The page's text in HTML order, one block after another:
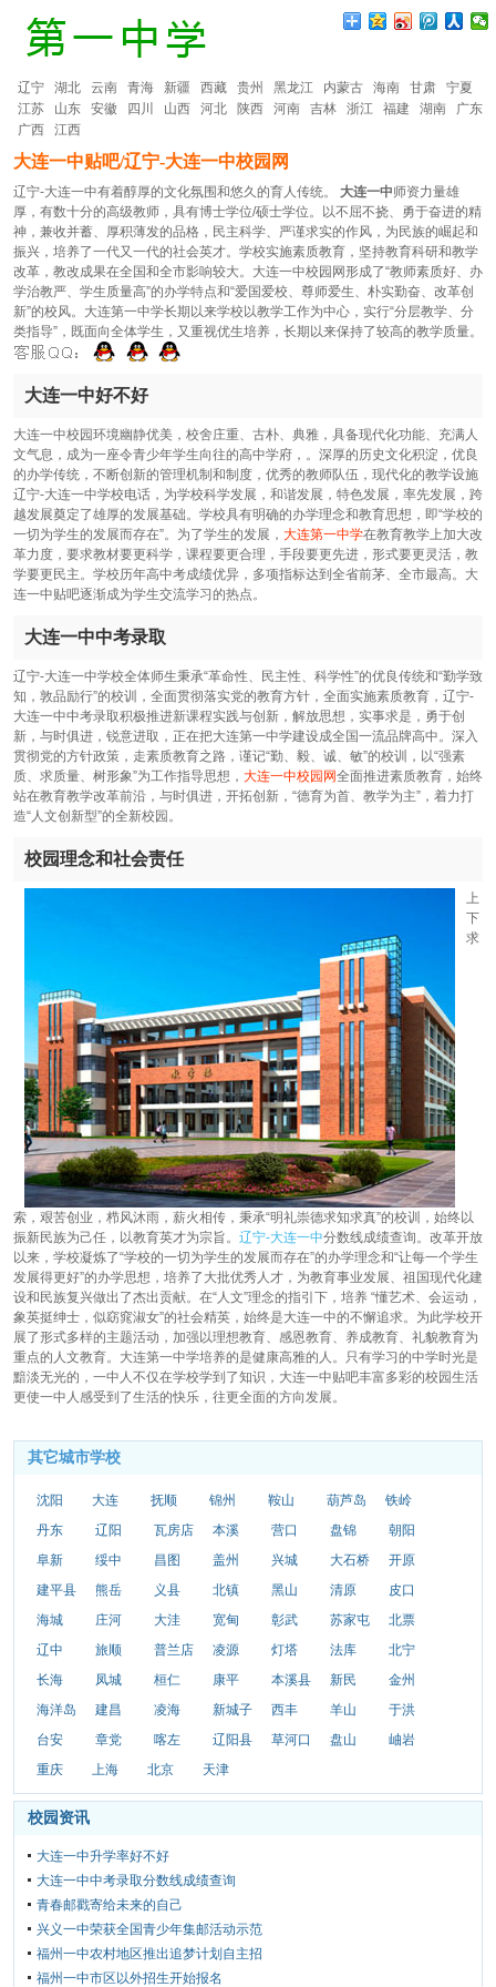
辽宁 湖北 云南 青海 新疆 西藏 贵州 黑龙江 内蒙古 海南 甘肃
宁夏
江苏
山东 安徽 四川 山西 河北 陕西 河南 吉林 浙江 福建 湖南
广东
广西
江西
大连一中贴吧/辽宁-大连一中校园网
辽宁-大连一中有着醇厚的文化氛围和悠久的育人传统。 大连一中师资力量雄
厚，有数十分的高级教师，具有博士学位/硕士学位。以不屈不挠、勇于奋进的精
神，兼收并蓄、厚积薄发的品格，民主科学、严谨求实的作风，为民族的崛起和
振兴，培养了一代又一代的社会英才。学校实施素质教育，坚持教育科研和教学
改革，教改成果在全国和全市影响较大。大连一中校园网形成了“教师素质好、办
学治教严、学生质量高”的办学特点和“爱国爱校、尊师爱生、朴实勤奋、改革创
新”的校风。大连第一中学长期以来学校以教学工作为中心，实行“分层教学、分
类指导”，既面向全体学生，又重视优生培养，长期以来保持了较高的教学质量。
大连一中好不好
大连一中校园环境幽静优美，校舍庄重、古朴、典雅，具备现代化功能、充满人
文气息，成为一座令青少年学生向往的高中学府，。深厚的历史文化积淀，优良
的办学传统，不断创新的管理机制和制度，优秀的教师队伍，现代化的教学设施
辽宁-大连一中学校电话，为学校科学发展，和谐发展，特色发展，率先发展，跨
越发展奠定了雄厚的发展基础。学校具有明确的办学理念和教育思想，即“学校的
一切为学生的发展而存在”。为了学生的发展， 大连第一中学在教育教学上加大改
革力度，要求教材要更科学，课程要更合理，手段要更先进，形式要更灵活，教
学要更民主。学校历年高中考成绩优异，多项指标达到全省前茅、全市最高。大
连一中贴吧逐渐成为学生交流学习的热点。
大连一中中考录取
辽宁-大连一中学校全体师生秉承“革命性、民主性、科学性”的优良传统和“勤学致
知，敦品励行”的校训，全面贯彻落实党的教育方针，全面实施素质教育，辽宁-
大连一中中考录取积极推进新课程实践与创新，解放思想，实事求是，勇于创
新，与时俱进，锐意进取，正在把大连第一中学建设成全国一流品牌高中。深入
贯彻党的方针政策，走素质教育之路，谨记“勤、毅、诚、敏”的校训，以“强素
质、求质量、树形象”为工作指导思想， 大连一中校园网全面推进素质教育，始终
站在教育教学改革前沿，与时俱进，开拓创新，“德育为首、教学为主”，着力打
造“人文创新型”的全新校园。
校园理念和社会责任
上
下
求
索，艰苦创业，栉风沐雨，薪火相传，秉承“明礼崇德求知求真”的校训，始终以
振新民族为己任，以教育英才为宗旨。 辽宁-大连一中分数线成绩查询。改革开放
以来，学校凝炼了“学校的一切为学生的发展而存在”的办学理念和“让每一个学生
发展得更好”的办学思想，培养了大批优秀人才，为教育事业发展、祖国现代化建
设和民族复兴做出了杰出贡献。在“人文”理念的指引下，培养 “懂艺术、会运动，
象英挺绅士，似窈窕淑女”的社会精英，始终是大连一中的不懈追求。为此学校开
展了形式多样的主题活动，加强以理想教育、感恩教育、养成教育、礼貌教育为
重点的人文教育。大连第一中学培养的是健康高雅的人。只有学习的中学时光是
黯淡无光的，一中人不仅在学校学到了知识，大连一中贴吧丰富多彩的校园生活
更使一中人感受到了生活的快乐，往更全面的方向发展。
其它城市学校
沈阳 大连 抚顺 锦州 鞍山 葫芦岛
铁岭
丹东
辽阳 瓦房店 本溪 营口 盘锦
朝阳
阜新
绥中 昌图 盖州 兴城 大石桥
开原
建平县
熊岳 义县 北镇 黑山 清原
皮口
海城
庄河 大洼 宽甸 彰武 苏家屯
北票
辽中
旅顺 普兰店 凌源 灯塔 法库
北宁
长海
凤城 桓仁 康平 本溪县 新民
金州
海洋岛
建昌 凌海 新城子 西丰 羊山
于洪
台安
章党 喀左 辽阳县 草河口 盘山
岫岩
重庆
上海 北京 天津
校园资讯
大连一中升学率好不好
大连一中中考录取分数线成绩查询
青春邮戳寄给未来的自己
兴义一中荣获全国青少年集邮活动示范
福州一中农村地区推出追梦计划自主招
福州一中市区以外招生开始报名